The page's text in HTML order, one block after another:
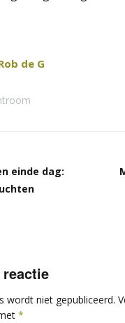
de G
einde dag:
reactie
wordt niet gepubliceerd.
*